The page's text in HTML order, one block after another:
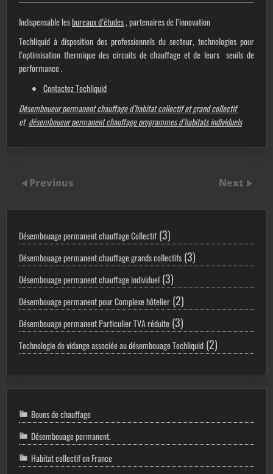
Indispensable lesbureaux d’études, partenaires de l’innovation
Techliquid à disposition des professionnels du secteur, technologies pour
l’optimisation thermique des circuits de chauffage et de leurs seuils de
performance .
Contactez Techliquid
Désemboueur permanent chauffage d’habitat collectif et grand collectif
et désemboueur permanent chauffage programmes d’habitats individuels
Previous Next
Désembouage permanent chauffage Collectif 33
produits
Désembouage permanent chauffage grands collectifs 33
produits
Désembouage permanent chauffage individuel 33
produits
Désembouage permanent pour Complexe hôtelier 22
produits
Désembouage permanent Particulier TVA réduite 33
produits
Technologie de vidange associée au désembouage Techliquid 22
produits
Boues de chauffage
Désembouage permanent.
Habitat collectif en France